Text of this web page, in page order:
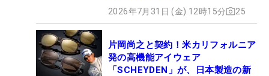
2026年7月31日 (金) 12時15分 25
片岡尚之と契約！米カリフォルニア
発の高機能アイウェア
「SCHEYDEN」が、日本製造の新